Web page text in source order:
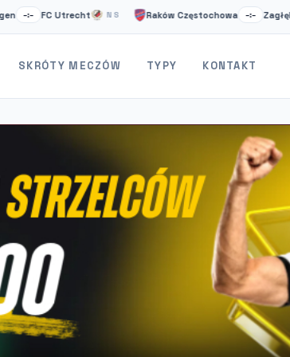
FC Utrecht NS Raków Częstochowa –:– Zagłębie Lubin
SKRÓTY MECZÓW TYPY KONTAKT